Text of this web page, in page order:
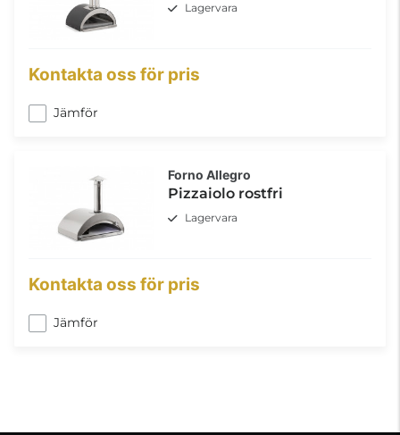
Lagervara
Kontakta oss för pris
Jämför
Forno Allegro
Pizzaiolo rostfri
Lagervara
Kontakta oss för pris
Jämför